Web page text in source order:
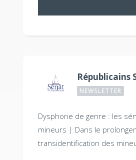
Républicains
NEWSLETTER
Dysphorie de genre : les
mineurs | Dans le
transidentification des